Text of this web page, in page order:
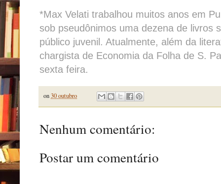
*Max Velati trabalhou muitos anos em
sob pseudônimos uma dezena de livros
público juvenil. Atualmente, além da
chargista de Economia da Folha de S.
sexta feira.
on30 outubro
Nenhum comentário:
Postar um comentário